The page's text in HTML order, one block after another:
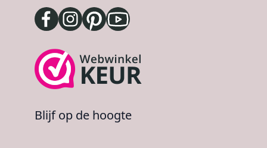
Blijf op de hoogte